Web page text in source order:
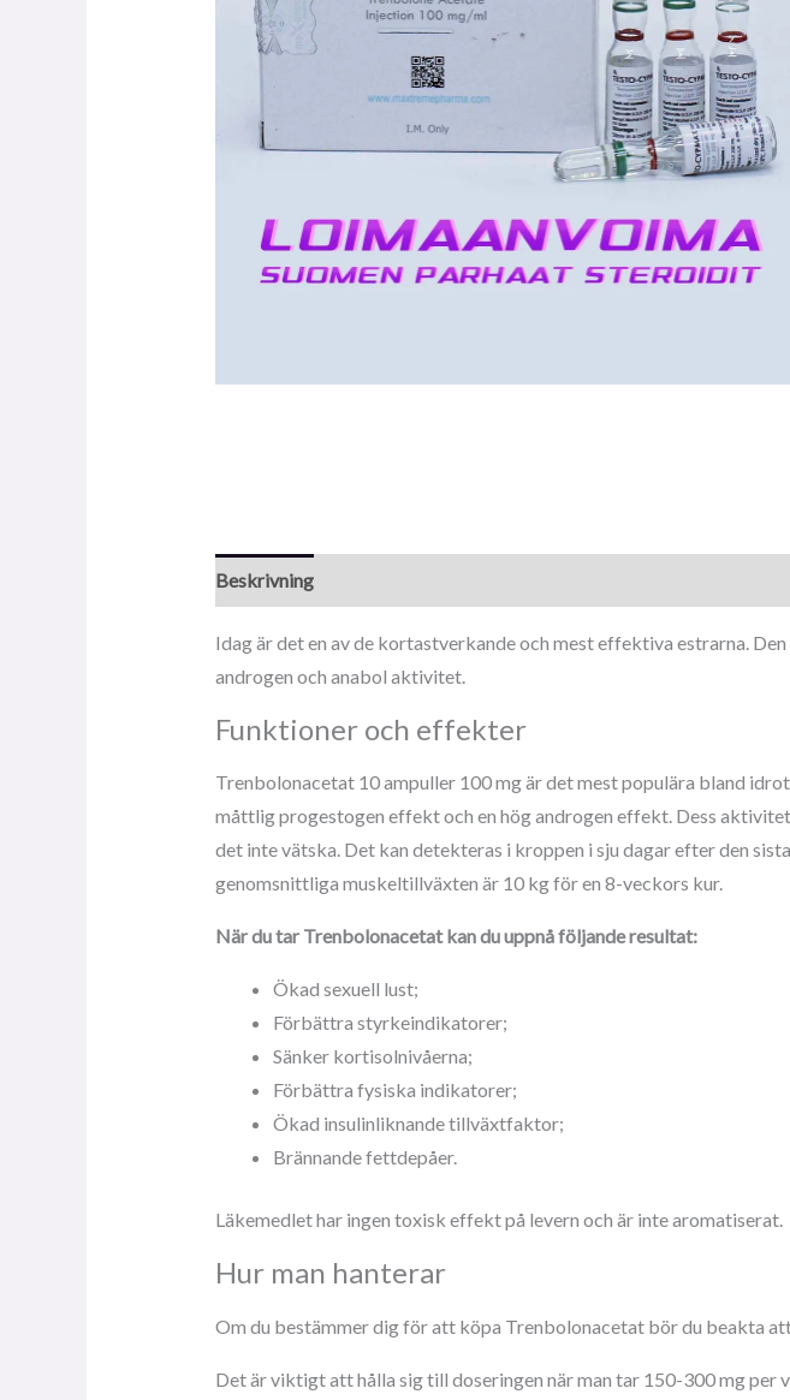
Beskrivning
Idag är det en av de kortastverkande och mest effektiva estrarna.
androgen och anabol aktivitet.
Funktioner och effekter
Trenbolonacetat 10 ampuller 100 mg är det mest populära bland
måttlig progestogen effekt och en hög androgen effekt. Dess
det inte vätska. Det kan detekteras i kroppen i sju dagar efter den
genomsnittliga muskeltillväxten är 10 kg för en 8-veckors kur.
När du tar Trenbolonacetat kan du uppnå följande resultat:
Ökad sexuell lust;
Förbättra styrkeindikatorer;
Sänker kortisolnivåerna;
Förbättra fysiska indikatorer;
Ökad insulinliknande tillväxtfaktor;
Brännande fettdepåer.
Läkemedlet har ingen toxisk effekt på levern och är inte aromatiserat.
Hur man hanterar
Om du bestämmer dig för att köpa Trenbolonacetat bör du beakta
Det är viktigt att hålla sig till doseringen när man tar 150-300 mg per